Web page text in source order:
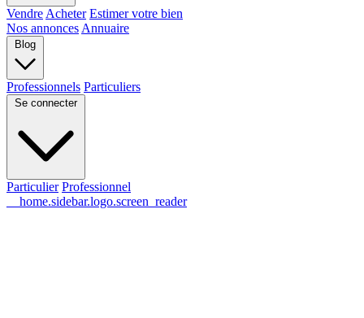
Vendre Acheter Estimer votre bien
Nos annonces Annuaire
Blog
Professionnels Particuliers
Se connecter
Particulier Professionnel
__home.sidebar.logo.screen_reader